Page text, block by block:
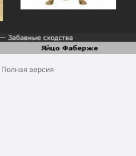
Полная версия